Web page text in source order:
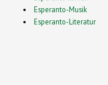
Esperanto-Musik
Esperanto-Literatur